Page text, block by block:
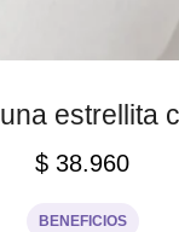
estrellita
$ 38.960
BENEFICIOS